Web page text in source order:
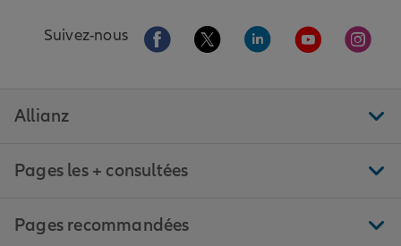
Suivez-nous Aller sur la page Facebook de Allianz
Aller sur la page Twitter de
Aller sur la page
Aller sur la
Aller
Allianz
Pages les + consultées
Pages recommandées